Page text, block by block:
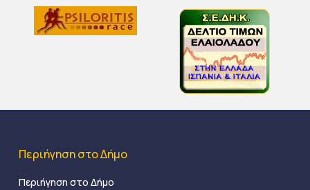
Περιήγηση στο Δήμο
Περιήγηση στο Δήμο